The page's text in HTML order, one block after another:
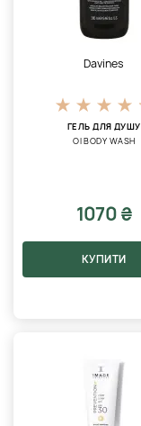
Davines
ГЕЛЬ ДЛЯ ДУШУ
OI BODY WASH
1070 ₴
КУПИТИ